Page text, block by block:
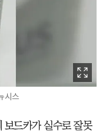
시스
보드카가 실수로 잘못